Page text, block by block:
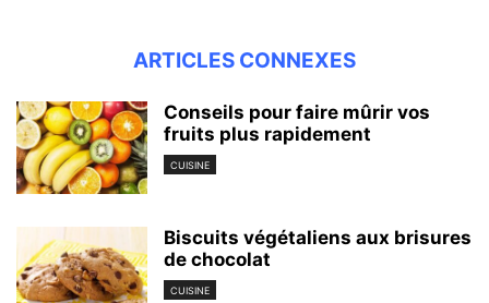
ARTICLES CONNEXES
Conseils pour faire mûrir vos
fruits plus rapidement
CUISINE
Biscuits végétaliens aux brisures
de chocolat
CUISINE